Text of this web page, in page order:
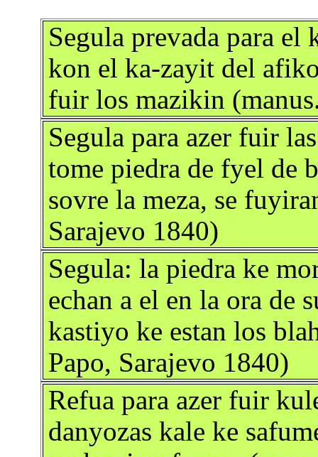
Segula prevada para el
kon el ka-zayit del
fuir los mazikin
Segula para azer fuir
tome piedra de fyel de
sovre la meza, se
Sarajevo 1840)
Segula: la piedra ke
echan a el en la ora de
kastiyo ke estan los
Papo, Sarajevo 1840)
Refua para azer fuir
danyozas kale ke